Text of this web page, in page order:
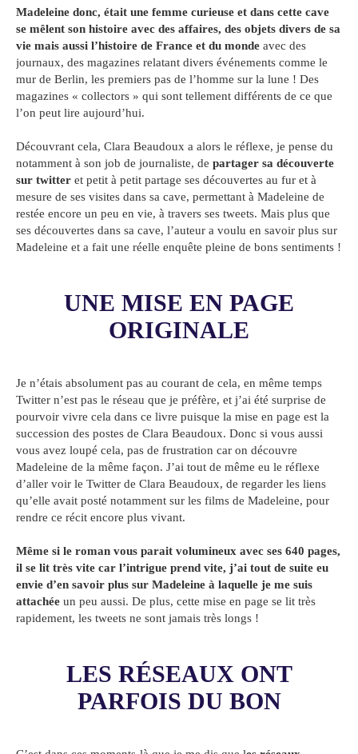
Madeleine donc, était une femme curieuse et dans cette cave
se mêlent son histoire avec des affaires, des objets divers de sa
vie mais aussi l’histoire de France et du monde avec des
journaux, des magazines relatant divers événements comme le
mur de Berlin, les premiers pas de l’homme sur la lune ! Des
magazines « collectors » qui sont tellement différents de ce que
l’on peut lire aujourd’hui.
Découvrant cela, Clara Beaudoux a alors le réflexe, je pense du
notamment à son job de journaliste, de partager sa découverte
sur twitter et petit à petit partage ses découvertes au fur et à
mesure de ses visites dans sa cave, permettant à Madeleine de
restée encore un peu en vie, à travers ses tweets. Mais plus que
ses découvertes dans sa cave, l’auteur a voulu en savoir plus sur
Madeleine et a fait une réelle enquête pleine de bons sentiments !
UNE MISE EN PAGE
ORIGINALE
Je n’étais absolument pas au courant de cela, en même temps
Twitter n’est pas le réseau que je préfère, et j’ai été surprise de
pourvoir vivre cela dans ce livre puisque la mise en page est la
succession des postes de Clara Beaudoux. Donc si vous aussi
vous avez loupé cela, pas de frustration car on découvre
Madeleine de la même façon. J’ai tout de même eu le réflexe
d’aller voir le Twitter de Clara Beaudoux, de regarder les liens
qu’elle avait posté notamment sur les films de Madeleine, pour
rendre ce récit encore plus vivant.
Même si le roman vous parait volumineux avec ses 640 pages,
il se lit très vite car l’intrigue prend vite, j’ai tout de suite eu
envie d’en savoir plus sur Madeleine à laquelle je me suis
attachée un peu aussi. De plus, cette mise en page se lit très
rapidement, les tweets ne sont jamais très longs !
LES RÉSEAUX ONT
PARFOIS DU BON